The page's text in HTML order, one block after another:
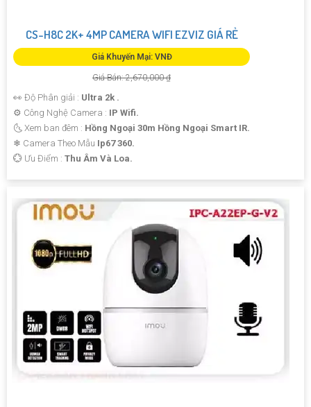
CS-H8C 2K+ 4MP CAMERA WIFI EZVIZ GIÁ RẺ
Giá Khuyến Mại: VNĐ
Giá Bán: 2,670,000 ₫
👀 Độ Phân giải : Ultra 2k .
⚙ Công Nghệ Camera : IP Wifi.
🌜 Xem ban đêm : Hồng Ngoại 30m Hồng Ngoại Smart IR.
❄ Camera Theo Mẫu Ip67 360.
️💮 Ưu Điểm : Thu Âm Và Loa.